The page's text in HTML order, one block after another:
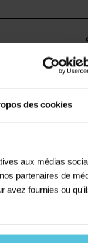
des cookies
aux médias
partenaires de
avez fournies ou